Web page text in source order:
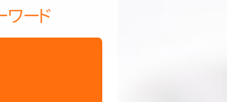
ード